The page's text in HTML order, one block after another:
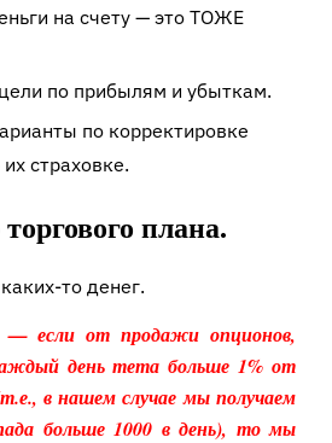
на счету — это ТОЖЕ
по прибылям и убыткам.
по корректировке
страховке.
плана.
то денег.
если от продажи опционов,
день тета больше 1% от
в нашем случае мы получаем
больше 1000 в день), то мы